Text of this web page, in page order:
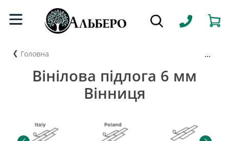
Головна ...
Вінілова підлога 6 мм
Вінниця